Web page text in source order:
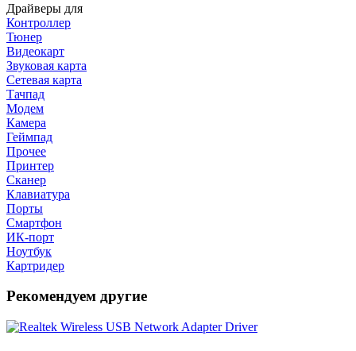
Драйверы для
Контроллер
Тюнер
Видеокарт
Звуковая карта
Сетевая карта
Тачпад
Модем
Камера
Геймпад
Прочее
Принтер
Сканер
Клавиатура
Порты
Смартфон
ИК-порт
Ноутбук
Картридер
Рекомендуем другие